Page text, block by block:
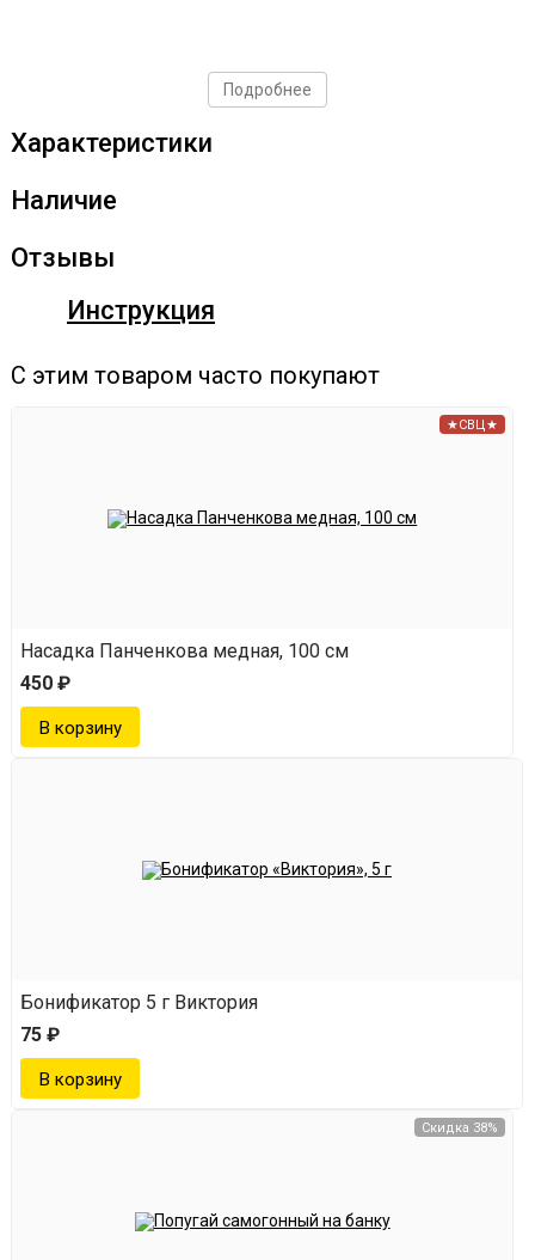
Подробнее
Характеристики
Наличие
Отзывы
Инструкция
С этим товаром часто покупают
★СВЦ★
Насадка Панченкова медная, 100 см
450 ₽
Бонификатор 5 г Виктория
75 ₽
Скидка 38%